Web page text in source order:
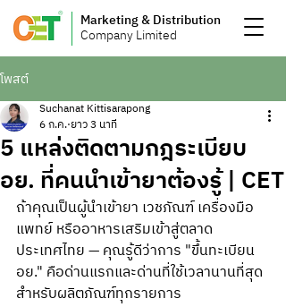
Marketing & Distribution
Company Limited
โพสต์
5 แหล่งติดตามกฎระเบียบ
อย. ที่คนนำเข้ายาต้องรู้ | CET
Suchanat Kittisarapong
6 ก.ค. ยาว 3 นาที
ถ้าคุณเป็นผู้นำเข้ายา เวชภัณฑ์ เครื่องมือ
แพทย์ หรืออาหารเสริมเข้าสู่ตลาด
ประเทศไทย — คุณรู้ดีว่าการ "ขึ้นทะเบียน
อย." คือด่านแรกและด่านที่ใช้เวลานานที่สุด
สำหรับผลิตภัณฑ์ทุกรายการ